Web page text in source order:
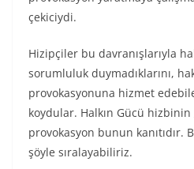
çekiciydi.
Hizipçiler bu davranışlarıyla
sorumluluk duymadıklarını,
provokasyonuna hizmet
koydular. Halkın Gücü
provokasyon bunun kanıtıdır.
şöyle sıralayabiliriz.